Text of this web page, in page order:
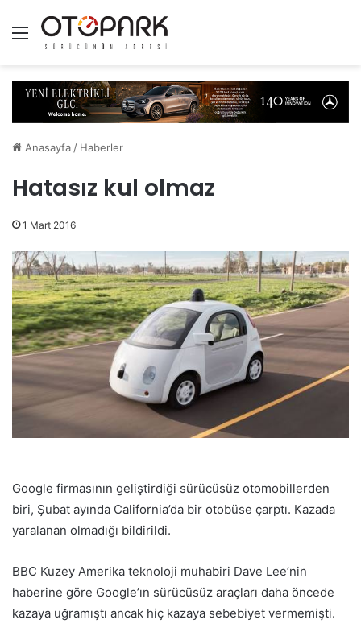
Menü
Anasayfa / Haberler
Hatasız kul olmaz
1 Mart 2016
Google firmasının geliştirdiği sürücüsüz otomobillerden
biri, Şubat ayında California’da bir otobüse çarptı. Kazada
yaralanan olmadığı bildirildi.
BBC Kuzey Amerika teknoloji muhabiri Dave Lee’nin
haberine göre Google’ın sürücüsüz araçları daha öncede
kazaya uğramıştı ancak hiç kazaya sebebiyet vermemişti.